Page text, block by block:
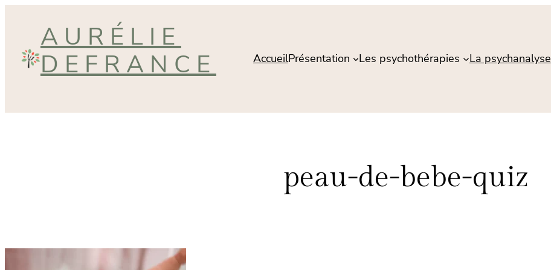
contenuAURÉLIE
DEFRANCE
AccueilPrésentation Les psychothérapies La psychanalyse
peau-de-bebe-quiz